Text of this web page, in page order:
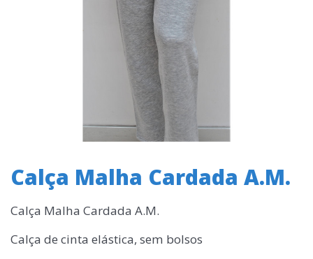
Calça Malha Cardada A.M.
Calça Malha Cardada A.M.
Calça de cinta elástica, sem bolsos